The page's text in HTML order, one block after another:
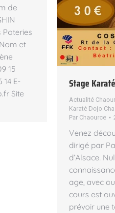
Stage
Actualité
Karaté Dojo
Par Chaource
Venez
dirigé par
d’Alsace.
age, avec
cours est
prévoir une
de
Poteries
et
15
E-
Site